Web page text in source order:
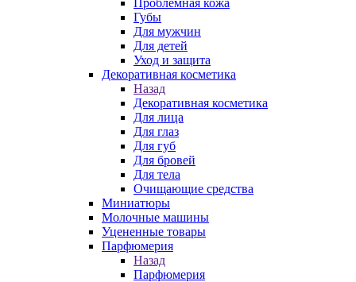
Проблемная кожа
Губы
Для мужчин
Для детей
Уход и защита
Декоративная косметика
Назад
Декоративная косметика
Для лица
Для глаз
Для губ
Для бровей
Для тела
Очищающие средства
Миниатюры
Молочные машины
Уцененные товары
Парфюмерия
Назад
Парфюмерия